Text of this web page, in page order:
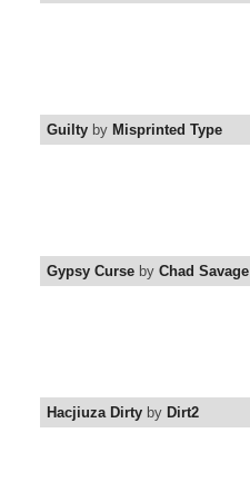
Guilty by Misprinted Type
Gypsy Curse by Chad Savage
Hacjiuza Dirty by Dirt2